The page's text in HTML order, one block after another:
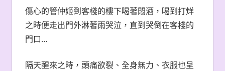
傷心的管仲姬到客棧的樓下喝著悶酒，喝到打烊
之時便走出門外淋著雨哭泣，直到哭倒在客棧的
門口…
隔天醒來之時，頭痛欲裂、全身無力、衣服也呈